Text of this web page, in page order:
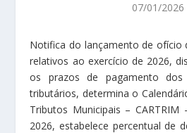
07/01/2026
Notifica do lançamento de ofício
relativos ao exercício de 2026,
os prazos de pagamento dos
tributários, determina o
Tributos Municipais –
2026, estabelece percentual de